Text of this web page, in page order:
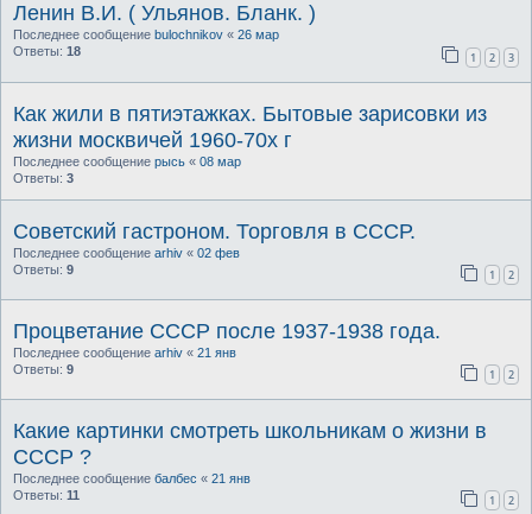
Ленин В.И. ( Ульянов. Бланк. )
Последнее сообщение bulochnikov « 26 мар
Ответы: 18 1 2 3
Как жили в пятиэтажках. Бытовые зарисовки из
жизни москвичей 1960-70х г
Последнее сообщение рысь « 08 мар
Ответы: 3
Советский гастроном. Торговля в СССР.
Последнее сообщение arhiv « 02 фев
Ответы: 9 1 2
Процветание СССР после 1937-1938 года.
Последнее сообщение arhiv « 21 янв
Ответы: 9 1 2
Какие картинки смотреть школьникам о жизни в
СССР ?
Последнее сообщение балбес « 21 янв
Ответы: 11 1 2